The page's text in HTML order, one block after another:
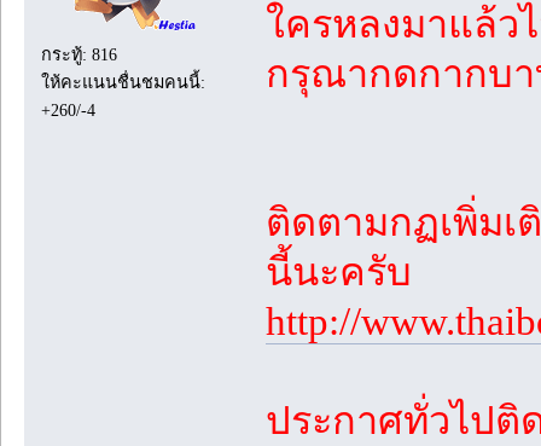
กระทู้: 816
ให้คะแนนชื่นชมคนนี้:
+260/-4
ใครหลงมาแล้ว
กรุณากดกากบ
ติดตามกฏเพิ่มเ
นี้นะครับ
http://
ประกาศทั่วไป